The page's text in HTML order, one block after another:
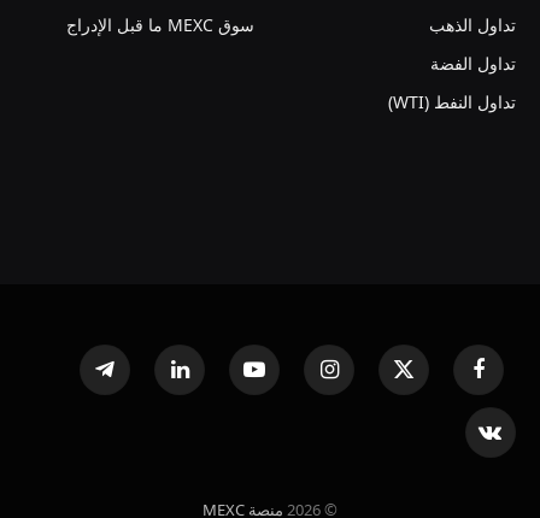
تداول الذهب
تداول الفضة
تداول النفط (WTI)
سوق MEXC ما قبل الإدراج
فيسبوك
X
(Twitter)
الانستغرام يوتيوب لينكدإن تيلقرام
VKontakte
© 2026 منصة MEXC